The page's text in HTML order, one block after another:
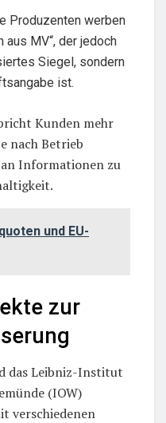
Produzenten werben
aus MV“, der jedoch
Siegel, sondern
ist.
Kunden mehr
nach Betrieb
Informationen zu
und EU-
zur
das Leibniz-Institut
(IOW)
verschiedenen